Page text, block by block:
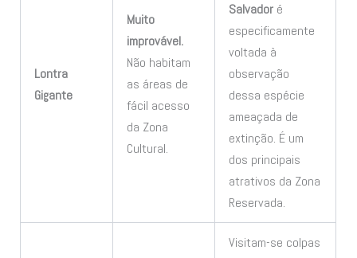
Lontra
Gigante
Muito
improvável.
Não habitam
as áreas de
fácil acesso
da Zona
Cultural.
Salvadoré
especificamente
voltada à
observação
dessa espécie
ameaçada de
extinção. É um
dos principais
atrativos da Zona
Reservada.
Visitam-se colpas